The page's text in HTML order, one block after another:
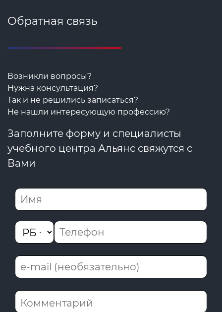
Обратная связь
Возникли вопросы?
Нужна консультация?
Так и не решились записаться?
Не нашли интересующую профессию?
Заполните форму и специалисты
учебного центра Альянс свяжутся с
Вами